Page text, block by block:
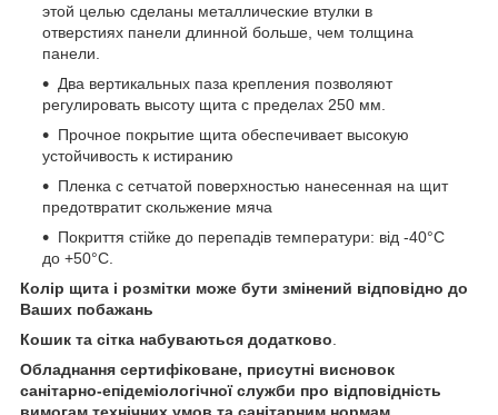
этой целью сделаны металлические втулки в
отверстиях панели длинной больше, чем толщина
панели.
Два вертикальных паза крепления позволяют
регулировать высоту щита с пределах 250 мм.
Прочное покрытие щита обеспечивает высокую
устойчивость к истиранию
Пленка с сетчатой поверхностью нанесенная на щит
предотвратит скольжение мяча
Покриття стійке до перепадів температури: від -40°С
до +50°С.
Колір щита і розмітки може бути змінений відповідно до
Ваших побажань
Кошик та сітка набуваються додатково
Обладнання сертифіковане, присутні висновок
санітарно-епідеміологічної служби про відповідність
вимогам технічних умов та санітарним нормам.